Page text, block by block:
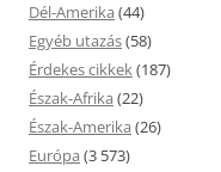
Dél-Amerika (44)
Egyéb utazás(58)
Érdekes cikkek(187)
Észak-Afrika (22)
Észak-Amerika (26)
Európa (3 573)